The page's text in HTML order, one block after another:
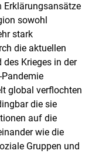
Erklärungsansätze
sowohl
stark
die aktuellen
des Krieges in der
Pandemie
global verflochten
die sie
auf die
wie die
Gruppen und